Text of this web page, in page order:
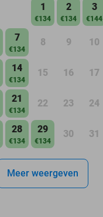
1
€134
2
€134
3
€144
7
€134
8 9 10
14
€134
15 16 17
21
€134
22 23 24
28
€134
29
€134
30 31
Meer weergeven